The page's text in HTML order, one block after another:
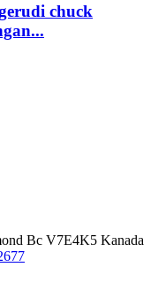
chuck
Bc V7E4K5 Kanada